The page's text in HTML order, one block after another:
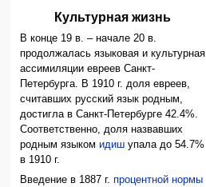
Культурная жизнь
В конце 19 в. – начале 20 в.
продолжалась языковая и культурная
ассимиляции евреев Санкт-
Петербурга. В 1910 г. доля евреев,
считавших русский язык родным,
достигла в Санкт-Петербурге 42.4%.
Соответственно, доля назвавших
родным языкомидиш упала до 54.7%
в 1910 г.
Введение в 1887 г.процентной нормы